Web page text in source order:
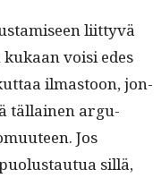
liit­tyvä
voisi edes
ilmas­toon, jon­
täl­lainen argu­
Jos
sil­lä,